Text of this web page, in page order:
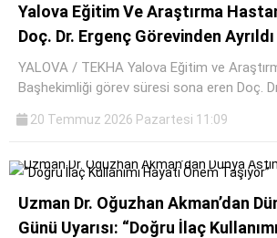
Yalova Eğitim Ve Araştırma
Doç. Dr. Ergenç Görevinden Ayrıldı
YALOVA / TEKHA Yalova Eğitim ve
Başhekimliği görev süresi sona eren Doç.
20 Temmuz 2026 Pazartesi 11:09
Uzman Dr. Oğuzhan Akman’dan
Günü Uyarısı: “Doğru İlaç